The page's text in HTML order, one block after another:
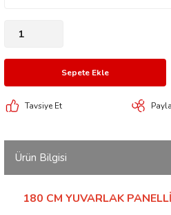
Sepete Ekle
Tavsiye Et
Ürün Bilgisi
180 CM YUVARLAK